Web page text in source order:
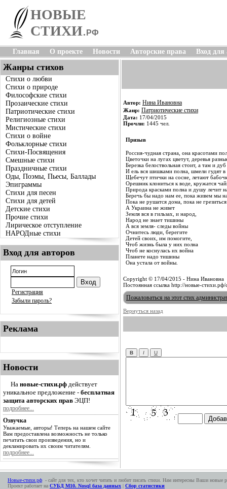
НОВЫЕ
СТИХИ. РФ
Главная О проекте Новости Авторские права Вход для
Жанры стихов
Стихи о любви
Стихи о природе
Философские стихи
Прозаические стихи
Патриотические стихи
Религиозные стихи
Мистические стихи
Стихи о войне
Фольклорные стихи
Стихи-Посвящения
Смешные стихи
Праздничные стихи
Оды, Поэмы, Пьесы, Баллады
Эпиграммы
Стихи для песен
Стихи для детей
Детские стихи
Прочие стихи
Лирическое отступление
НАРОДные стихи
Вход для авторов
Регистрация
Забыли пароль?
Реклама
Новости
На новые-стихи.рф действует
уникальное предложение - бесплатная
защита авторских прав ЭЦП!
подробнее...
Озвучка
Уважаемые, авторы! Теперь на нашем сайте
Вам предоставлена возможность не только
печатать свои произведения, но и
декламировать их своим читателям.
подробнее...
Автор: Нина Ивановна
Жанр: Патриотические стихи
Дата: 17/04/2015
Прочли: 1445 чел.
Призыв
Россия-чудная страна, она красотами
Цветочки на лугах цветут, деревья
Березка белоствольная стоит, а там и
И ель вся шишками полна, шмели гудят
Щебечут птички на сосне, летают
Орешник клониться к воде, кружатся
Природа красками полна и душу лечит
Беречь бы надо нам ее, пока живем мы
Пока не рушатся дома, пока не
А Украина не живет
Земля вся в гильзах, и народ,
Народ не знает тишины
А вся земля- следы войны
Очнитесь люди, берегите
Детей своих, им помогите,
Чтоб жизнь была у них полна
Чтоб не коснулась их война
Планете надо тишины
Она устала от войны.
Copyright © 17/04/2015 - Нина Ивановна
Постоянная ссылка http://новые-стихи.рф/
Пожаловаться на этот стих
Вернуться назад
Новые-стихи.рф - сайт для тех, кто хочет читать и любит писать стихи. Нам интересны Ваши новые
Проект работает на СУБД М10. Nosql база данных | Сбор статистики